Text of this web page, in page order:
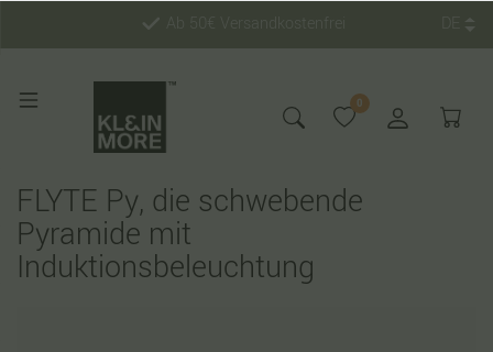
0
FLYTE Py, die schwebende
Pyramide mit
Induktionsbeleuchtung